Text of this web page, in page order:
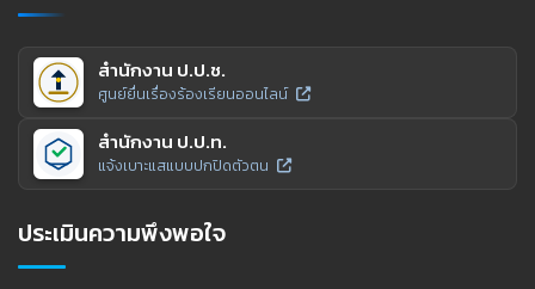
สำนักงาน ป.ป.ช.
ศูนย์ยื่นเรื่องร้องเรียนออนไลน์
สำนักงาน ป.ป.ท.
แจ้งเบาะแสแบบปกปิดตัวตน
ประเมินความพึงพอใจ